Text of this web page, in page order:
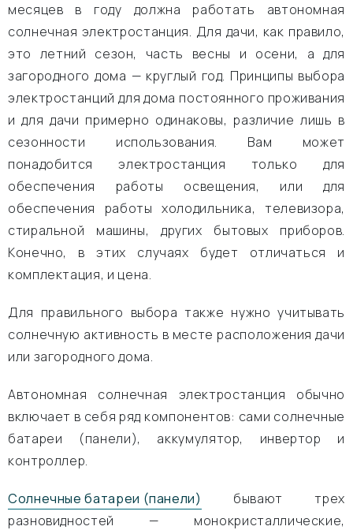
месяцев в году должна работать автономная
солнечная электростанция. Для дачи, как правило,
это летний сезон, часть весны и осени, а для
загородного дома — круглый год. Принципы выбора
электростанций для дома постоянного проживания
и для дачи примерно одинаковы, различие лишь в
сезонности использования. Вам может
понадобится электростанция только для
обеспечения работы освещения, или для
обеспечения работы холодильника, телевизора,
стиральной машины, других бытовых приборов.
Конечно, в этих случаях будет отличаться и
комплектация, и цена.
Для правильного выбора также нужно учитывать
солнечную активность в месте расположения дачи
или загородного дома.
Автономная солнечная электростанция обычно
включает в себя ряд компонентов: сами солнечные
батареи (панели), аккумулятор, инвертор и
контроллер.
Солнечные батареи (панели)
бывают трех
разновидностей — монокристаллические,